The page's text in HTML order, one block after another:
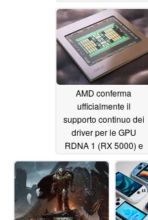
AMD conferma
ufficialmente il
supporto continuo dei
driver per le GPU
RDNA 1 (RX 5000) e
rassicurando i giocatori
di Radeon dopo la
confusione degli
aggiornamenti